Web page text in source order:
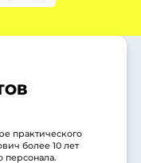
практического
более 10 лет
персонала.